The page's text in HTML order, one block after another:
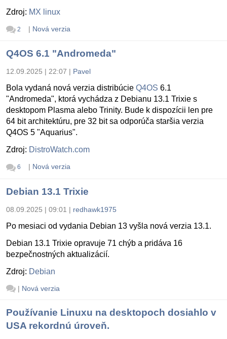
Zdroj: MX linux
2 | Nová verzia
Q4OS 6.1 "Andromeda"
12.09.2025 | 22:07 | Pavel
Bola vydaná nová verzia distribúcie Q4OS 6.1
"Andromeda", ktorá vychádza z Debianu 13.1 Trixie s
desktopom Plasma alebo Trinity. Bude k dispozícii len pre
64 bit architektúru, pre 32 bit sa odporúča staršia verzia
Q4OS 5 "Aquarius".
Zdroj: DistroWatch.com
6 | Nová verzia
Debian 13.1 Trixie
08.09.2025 | 09:01 | redhawk1975
Po mesiaci od vydania Debian 13 vyšla nová verzia 13.1.
Debian 13.1 Trixie opravuje 71 chýb a pridáva 16
bezpečnostných aktualizácií.
Zdroj: Debian
| Nová verzia
Používanie Linuxu na desktopoch dosiahlo v
USA rekordnú úroveň.